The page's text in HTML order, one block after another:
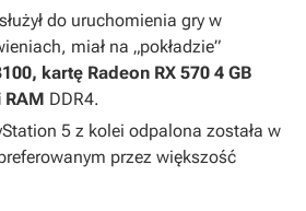
do uruchomienia gry w
miał na „pokładzie”
kartę Radeon RX 570 4 GB
RAM DDR4.
5 z kolei odpalona została w
przez większość